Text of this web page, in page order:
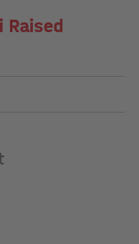
Raised